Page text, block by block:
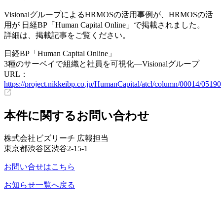
VisionalグループによるHRMOSの活用事例が、HRMOSの活
用が 日経BP「Human Capital Online」で掲載されました。
詳細は、掲載記事をご覧ください。
日経BP「Human Capital Online」
3種のサーベイで組織と社員を可視化―Visionalグループ
URL：
https://project.nikkeibp.co.jp/HumanCapital/atcl/column/00014/
本件に関するお問い合わせ
株式会社ビズリーチ 広報担当
東京都渋谷区渋谷2-15-1
お問い合せはこちら
お知らせ一覧へ戻る